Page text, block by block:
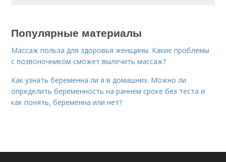
Популярные материалы
Массаж польза для здоровья женщины. Какие проблемы
с позвоночником сможет вылечить массаж?
Как узнать беременна ли я в домашних. Можно ли
определить беременность на раннем сроке без теста и
как понять, беременна или нет?